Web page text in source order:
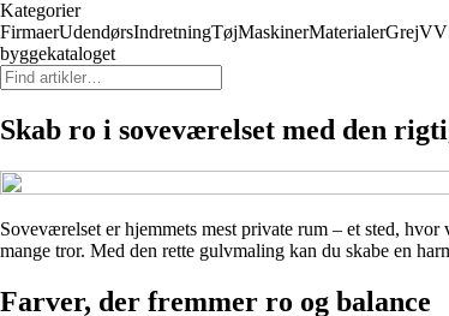
Kategorier
FirmaerUdendørsIndretningTøjMaskinerMaterialerGrej
byggekataloget
Skab ro i soveværelset med den
Soveværelset er hjemmets mest private rum – et sted,
mange tror. Med den rette gulvmaling kan du skabe en
Farver, der fremmer ro og balance